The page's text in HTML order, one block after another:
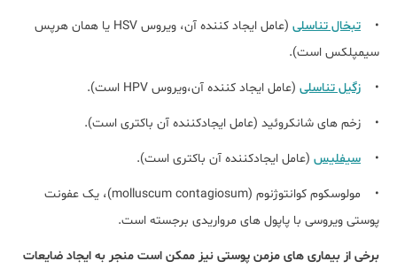
• تبخال تناسلی
(عامل ایجاد کننده آن، ویروس HSV یا همان هرپس
سیمپلکس است).
• زگیل تناسلی (عامل ایجاد کننده آن،ویروس HPV است).
• زخم های شانکروئید (عامل ایجادکننده آن باکتری است).
• سیفلیس (عامل ایجادکننده آن باکتری است).
• مولوسکوم کوانتوژنوم (molluscum contagiosum)، یک عفونت
پوستی ویروسی با پاپول های مرواریدی برجسته است.
برخی از بیماری های مزمن پوستی نیز ممکن است منجر به ایجاد ضایعات